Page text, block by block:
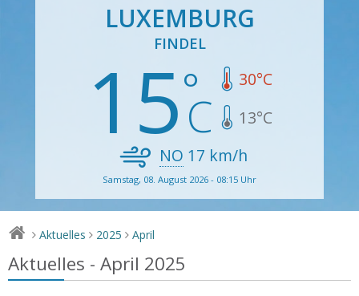
LUXEMBURG
FINDEL
15 30°C
13°C
NO 17 km/h
Samstag, 08. August 2026 - 08:15 Uhr
> Aktuelles > 2025 > April
Aktuelles - April 2025